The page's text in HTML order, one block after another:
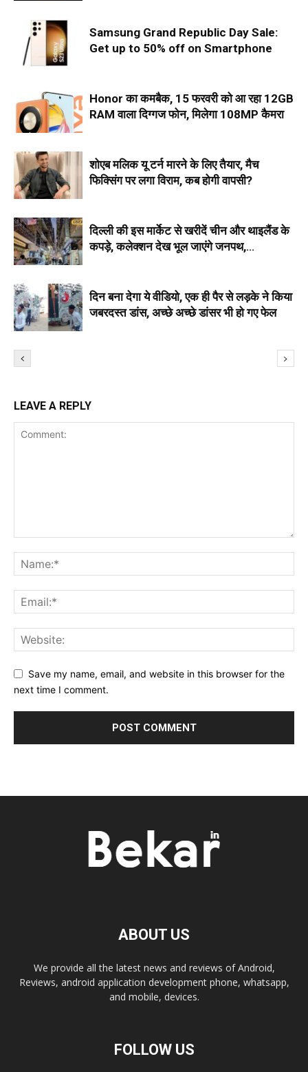
Samsung Grand Republic Day Sale:
Get up to 50% off on Smartphone
Honor का कमबैक, 15 फरवरी को आ रहा 12GB
RAM वाला दिग्गज फोन, मिलेगा 108MP कैमरा
शोएब मलिक यू टर्न मारने के लिए तैयार, मैच
फिक्सिंग पर लगा विराम, कब होगी वापसी?
दिल्ली की इस मार्केट से खरीदें चीन और थाइलैंड के
कपड़े, कलेक्शन देख भूल जाएंगे जनपथ,
दिन बना देगा ये वीडियो, एक ही पैर से लड़के ने किया
जबरदस्त डांस, अच्छे अच्छे डांसर भी हो गए फेल
LEAVE A REPLY
Save my name, email, and website in this browser for the
next time I comment.
ABOUT US
We provide all the latest news and reviews of Android,
Reviews, android application development phone, whatsapp,
and mobile, devices.
FOLLOW US